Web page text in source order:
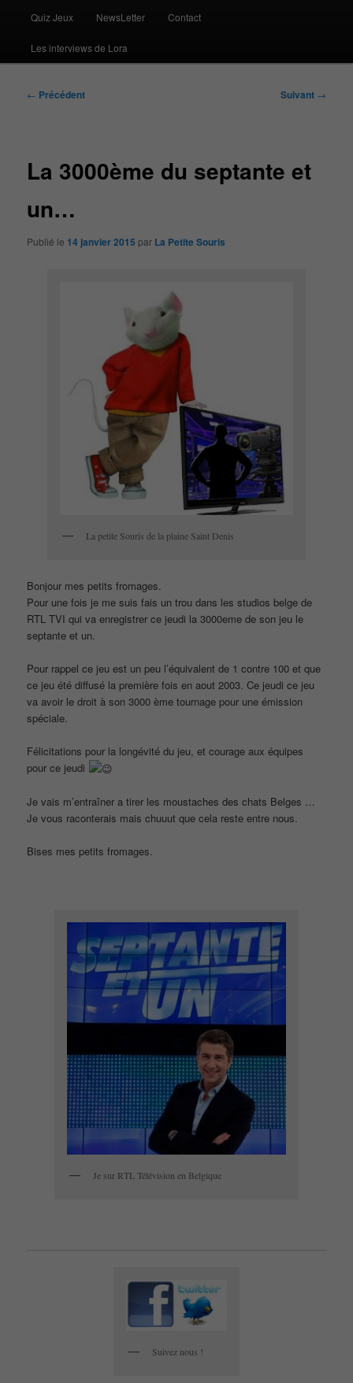
Quiz Jeux NewsLetter Contact
Les interviews de Lora
Navigation
← Précédent Suivant →
La 3000ème du septante et
un…
Publié le 14 janvier 2015 par La Petite Souris
La petite Souris de la plaine Saint Denis
Bonjour mes petits fromages.
Pour une fois je me suis fais un trou dans les studios belge de
RTL TVI qui va enregistrer ce jeudi la 3000eme de son jeu le
septante et un.
Pour rappel ce jeu est un peu l’équivalent de 1 contre 100 et que
ce jeu été diffusé la première fois en aout 2003. Ce jeudi ce jeu
va avoir le droit à son 3000 ème tournage pour une émission
spéciale.
Félicitations pour la longévité du jeu, et courage aux équipes
pour ce jeudi
Je vais m’entraîner a tirer les moustaches des chats Belges …
Je vous raconterais mais chuuut que cela reste entre nous.
Bises mes petits fromages.
Je sur RTL Télévision en Belgique
Suivez nous !